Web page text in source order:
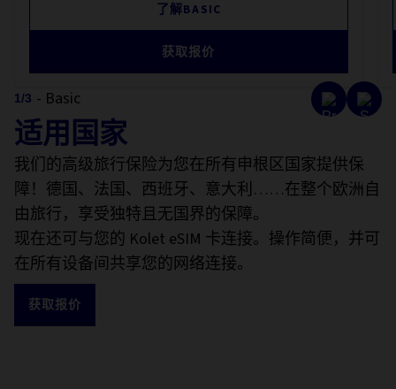
了解BASIC
获取报价
1/3 - Basic
适用国家
我们的高级旅行保险为您在所有申根区国家提供保
障！德国、法国、西班牙、意大利……在整个欧洲自
由旅行，享受独特且无国界的保障。
现在还可与您的 Kolet eSIM 卡连接。操作简便，并可
在所有设备间共享您的网络连接。
获取报价